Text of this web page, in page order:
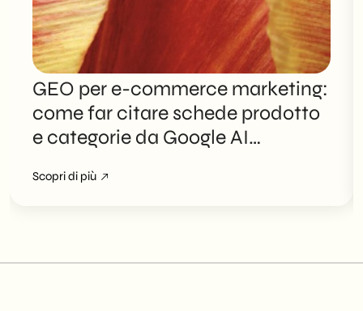
GEO per e-commerce marketing:
come far citare schede prodotto
e categorie da Google AI
Scopri di più